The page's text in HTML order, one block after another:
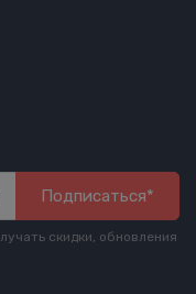
Подписаться*
скидки, обновления